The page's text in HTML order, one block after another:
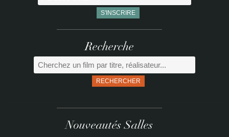
Recherche
RECHERCHER
Nouveautés Salles